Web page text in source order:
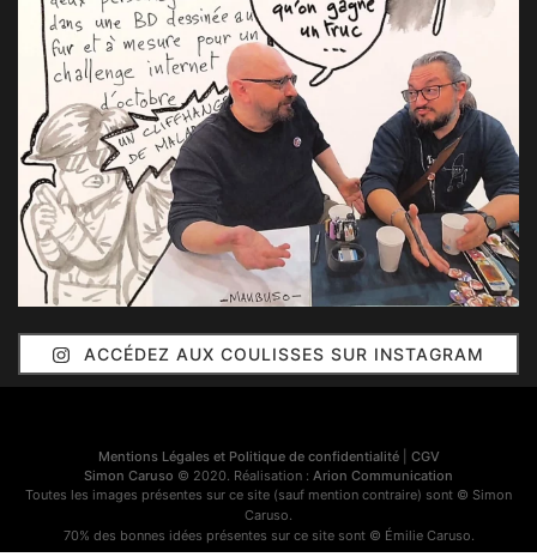
ACCÉDEZ AUX COULISSES SUR INSTAGRAM
Mentions Légales et Politique de confidentialité| CGV
Simon Caruso © 2020. Réalisation : Arion Communication
Toutes les images présentes sur ce site (sauf mention contraire) sont © Simon
Caruso.
70% des bonnes idées présentes sur ce site sont © Émilie Caruso.